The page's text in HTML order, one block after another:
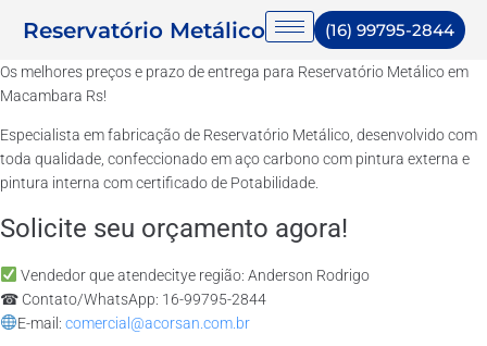
Reservatório Metálico (16) 99795-2844
Os melhores preços e prazo de entrega para Reservatório Metálico em
Macambara Rs!
Especialista em fabricação de Reservatório Metálico, desenvolvido com
toda qualidade, confeccionado em aço carbono com pintura externa e
pintura interna com certificado de Potabilidade.
Solicite seu orçamento agora!
Vendedor que atendecitye região: Anderson Rodrigo
☎ Contato/WhatsApp: 16-99795-2844
E-mail: comercial@acorsan.com.br